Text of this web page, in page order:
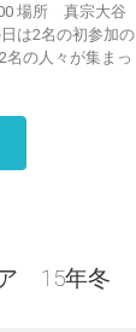
場所 真宗大谷
は2名の初参加の
名の人々が集まっ
15年冬